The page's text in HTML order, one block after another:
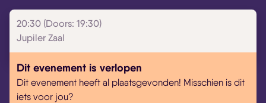
20:30 (Doors: 19:30)
Jupiler Zaal
Dit evenement is verlopen
Dit evenement heeft al plaatsgevonden! Misschien is dit
iets voor jou?